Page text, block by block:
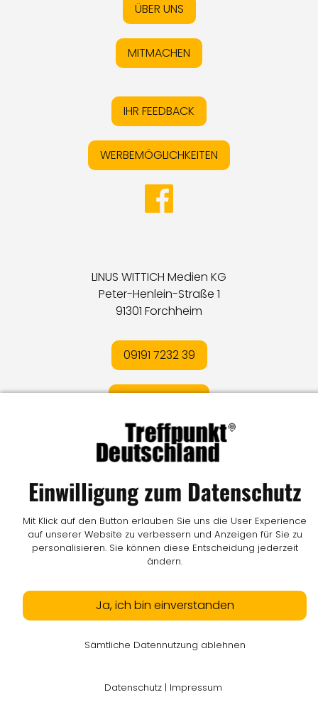
ÜBER UNS
MITMACHEN
IHR FEEDBACK
WERBEMÖGLICHKEITEN
LINUS WITTICH Medien KG
Peter-Henlein-Straße 1
91301 Forchheim
09191 7232 39
DatenschutzIOnline-Streitschlichtung
AGB Mediadaten I Vertrag widerrufen
© LW Medien GmbH
Einwilligung zum Datenschutz
Mit Klick auf den Button erlauben Sie uns die User Experience
auf unserer Website zu verbessern und Anzeigen für Sie zu
personalisieren. Sie können diese Entscheidung jederzeit
ändern.
Ja, ich bin einverstanden
Sämtliche Datennutzung ablehnen
Datenschutz | Impressum